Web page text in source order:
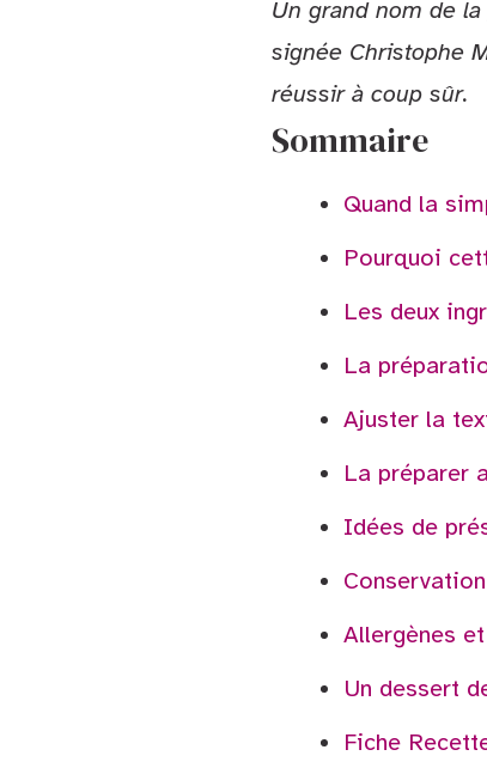
Un grand nom de
signée Christophe
réussir à coup sûr.
Sommaire
Quand la
Pourquoi
Les deux
La
Ajuster la
La préparer
Idées de
Allergènes
Un dessert
Fiche